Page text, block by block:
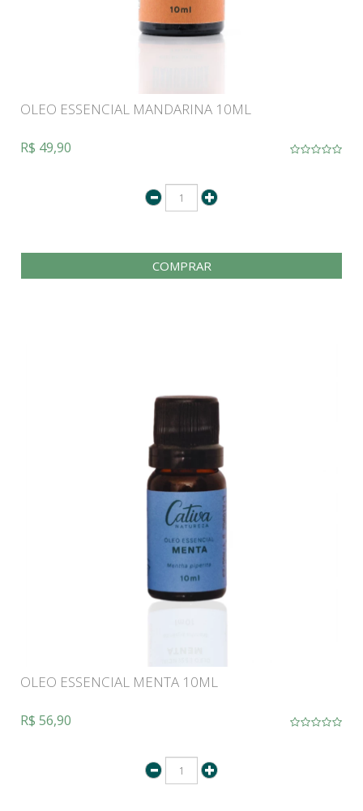
OLEO ESSENCIAL MANDARINA 10ML
R$ 49,90
COMPRAR
OLEO ESSENCIAL MENTA 10ML
R$ 56,90